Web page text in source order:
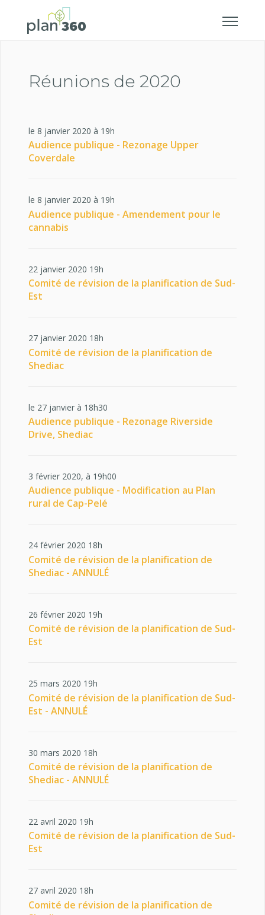
Réunions de 2020
le 8 janvier 2020 à 19h
Audience publique - Rezonage Upper
Coverdale
le 8 janvier 2020 à 19h
Audience publique - Amendement pour le
cannabis
22 janvier 2020 19h
Comité de révision de la planification de Sud-
Est
27 janvier 2020 18h
Comité de révision de la planification de
Shediac
le 27 janvier à 18h30
Audience publique - Rezonage Riverside
Drive, Shediac
3 février 2020, à 19h00
Audience publique - Modification au Plan
rural de Cap-Pelé
24 février 2020 18h
Comité de révision de la planification de
Shediac - ANNULÉ
26 février 2020 19h
Comité de révision de la planification de Sud-
Est
25 mars 2020 19h
Comité de révision de la planification de Sud-
Est - ANNULÉ
30 mars 2020 18h
Comité de révision de la planification de
Shediac - ANNULÉ
22 avril 2020 19h
Comité de révision de la planification de Sud-
Est
27 avril 2020 18h
Comité de révision de la planification de